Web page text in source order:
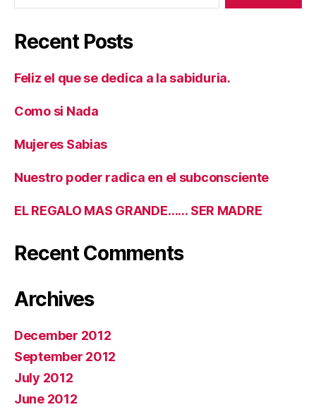
Recent Posts
Feliz el que se dedica a la sabiduria.
Como si Nada
Mujeres Sabias
Nuestro poder radica en el subconsciente
EL REGALO MAS GRANDE…… SER MADRE
Recent Comments
Archives
December 2012
September 2012
July 2012
June 2012